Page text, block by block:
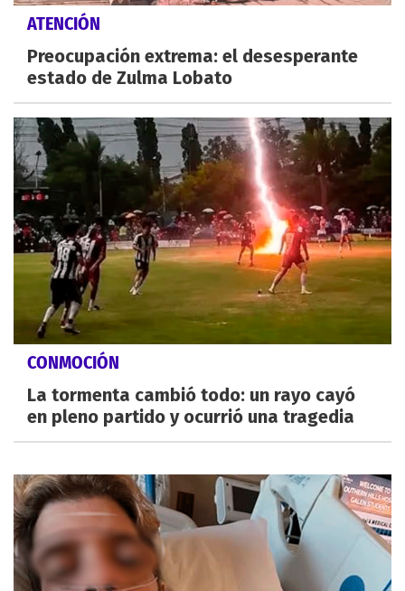
ATENCIÓN
Preocupación extrema: el desesperante
estado de Zulma Lobato
CONMOCIÓN
La tormenta cambió todo: un rayo cayó
en pleno partido y ocurrió una tragedia